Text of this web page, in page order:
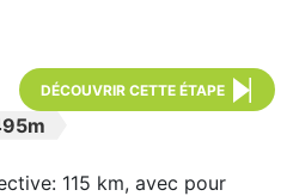
DÉCOUVRIR CETTE ÉTAPE
115 km, avec pour